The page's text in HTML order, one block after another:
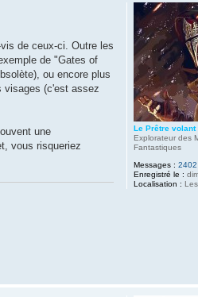
Le Prêtre volant
Explorateur des
Fantastiques
Messages : 2402
Enregistré le :
Localisation :
de ceux-ci. Outre les
de "Gates of
ou encore plus
visages (c'est assez
une
vous risqueriez